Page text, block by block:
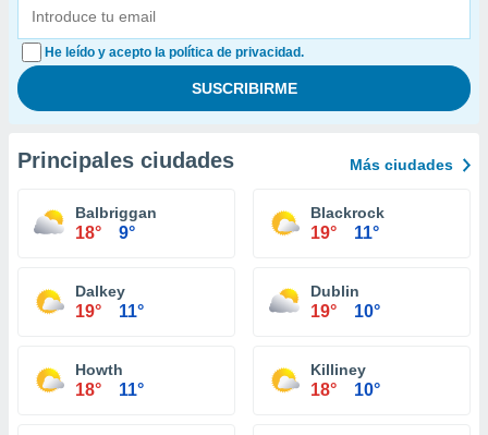
He leído y acepto la política de privacidad.
Principales ciudades Más ciudades
Balbriggan
18° 9°
Blackrock
19° 11°
Dalkey
19° 11°
Dublin
19° 10°
Howth
18° 11°
Killiney
18° 10°